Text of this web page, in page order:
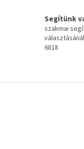
Segítünk
szakmai
6818